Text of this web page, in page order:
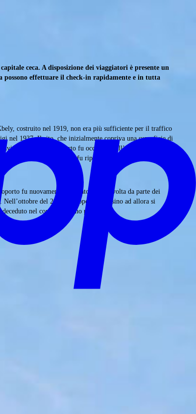
ceca. A disposizione dei viaggiatori è presente un
possono effettuare il check-in rapidamente e in tutta
costruito nel 1919, non era più sufficiente per il traffico
nel 1937. Il sito, che inizialmente copriva una superficie di
nel 1939 l’aeroporto fu occupato dall’esercito tedesco,
e il traffico aereo civile fu ripristinato
fu nuovamente occupato, questa volta da parte dei
del 2012 l’aeroporto, che sino ad allora si
nel corso dell’anno precedente.